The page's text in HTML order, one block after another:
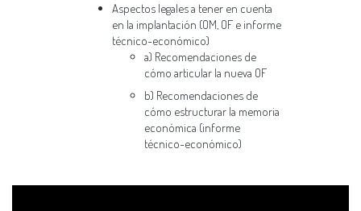
Aspectos legales a tener en cuenta
en la implantación (OM, OF e informe
técnico-económico)
a) Recomendaciones de
cómo articular la nueva OF
b) Recomendaciones de
cómo estructurar la memoria
económica (informe
técnico-económico)